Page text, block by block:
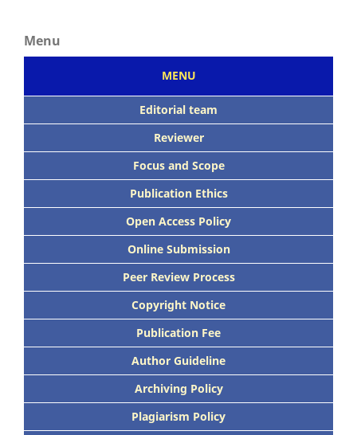
Menu
MENU
Editorial team
Reviewer
Focus and Scope
Publication Ethics
Open Access Policy
Online Submission
Peer Review Process
Copyright Notice
Publication Fee
Author Guideline
Archiving Policy
Plagiarism Policy